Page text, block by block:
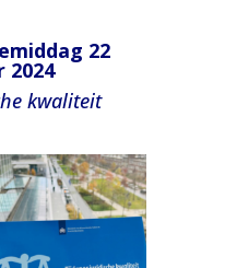
22
2024
kwaliteit